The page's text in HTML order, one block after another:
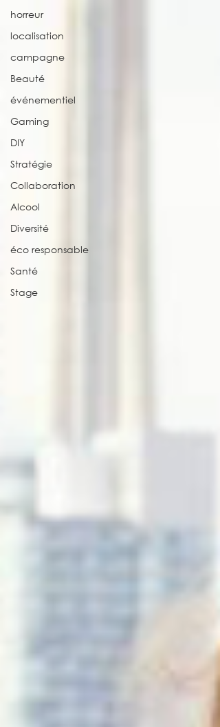
horreur
localisation
campagne
Beauté
événementiel
Gaming
DIY
Stratégie
Collaboration
Alcool
Diversité
éco responsable
Santé
Stage